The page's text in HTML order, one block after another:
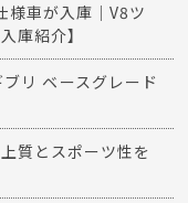
様車が入庫｜V8ツ
庫紹介】
リ ベースグレード
質とスポーツ性を